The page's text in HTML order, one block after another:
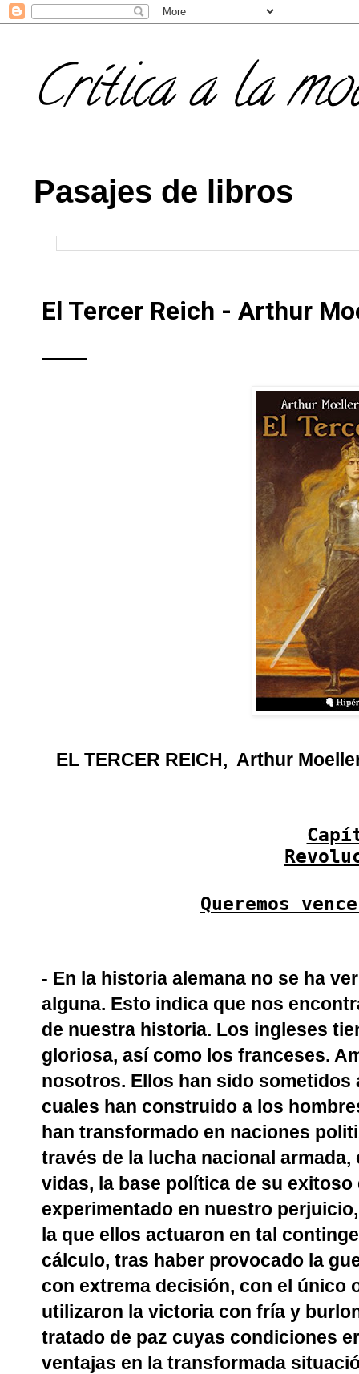
Crítica a la
Pasajes de libros
El Tercer Reich - Arthur
EL TERCER REICH, Arthur
Queremos
- En la historia alemana no se ha
alguna. Esto indica que nos
de nuestra historia. Los ingleses
gloriosa, así como los franceses.
nosotros. Ellos han sido
cuales han construido a los
han transformado en naciones
través de la lucha nacional
vidas, la base política de su
experimentado en nuestro
la que ellos actuaron en tal
cálculo, tras haber provocado la
con extrema decisión, con el único
utilizaron la victoria con fría y
tratado de paz cuyas condiciones
ventajas en la transformada